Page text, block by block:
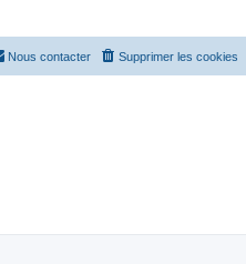
Supprimer les cookies
Nous contacter